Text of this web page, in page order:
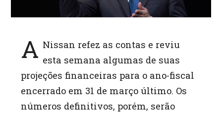
A Nissan refez as contas e reviu
esta semana algumas de suas
projeções financeiras para o ano-fiscal
encerrado em 31 de março último. Os
números definitivos, porém, serão